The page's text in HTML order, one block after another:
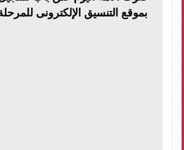
بموقع التنسيق الإلكترونى